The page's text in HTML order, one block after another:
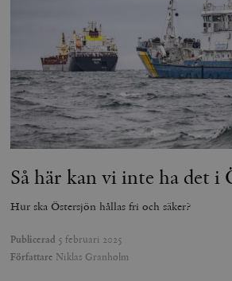
Så här kan vi inte ha det i
Hur ska Östersjön hållas fri och säker?
Publicerad 5 februari 2025
Författare Niklas Granholm